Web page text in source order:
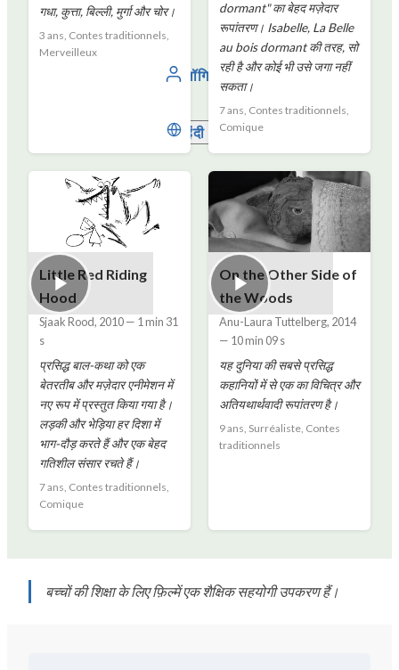
लॉगिन
हिंदी
गधा, कुत्ता, बिल्ली, मुर्गा और चोर।
3 ans, Contes traditionnels,
Merveilleux
dormant" का बेहद मज़ेदार
रूपांतरण। Isabelle, La Belle
au bois dormant की तरह, सो
रही है और कोई भी उसे जगा नहीं
सकता।
7 ans, Contes traditionnels,
Comique
Little Red Riding
Hood
Sjaak Rood, 2010— 1 min 31
s
प्रसिद्ध बाल-कथा को एक
बेतरतीब और मज़ेदार एनीमेशन में
नए रूप में प्रस्तुत किया गया है।
लड़की और भेड़िया हर दिशा में
भाग-दौड़ करते हैं और एक बेहद
गतिशील संसार रचते हैं।
7 ans, Contes traditionnels,
Comique
On the Other Side of
the Woods
Anu-Laura Tuttelberg, 2014
— 10 min 09 s
यह दुनिया की सबसे प्रसिद्ध
कहानियों में से एक का विचित्र और
अतियथार्थवादी रूपांतरण है।
9 ans, Surréaliste, Contes
traditionnels
बच्चों की शिक्षा के लिए फ़िल्में एक शैक्षिक सहयोगी उपकरण हैं।